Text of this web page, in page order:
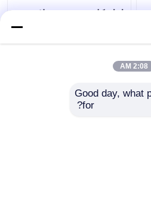
لوله کامپوزیت چند لایه
تماس با ما
2:08 AM
Good day, what
for?